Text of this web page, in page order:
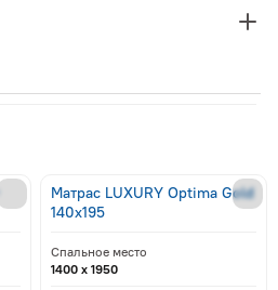
Матрас LUXURY Optima Gold
140x195
Спальное место
1400 x 1950